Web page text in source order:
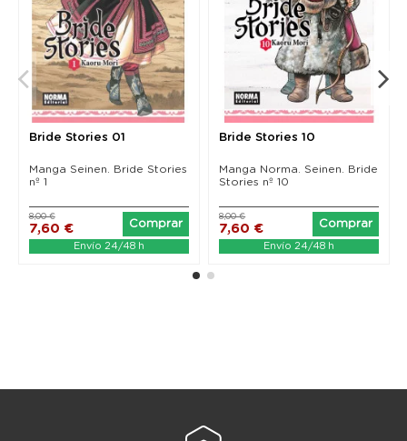
Bride Stories 01
Manga Seinen. Bride Stories
nº 1
7,60 €
8,00 €
Comprar
Envío 24/48 h
Bride Stories 10
Manga Norma. Seinen. Bride
Stories nº 10
7,60 €
8,00 €
Comprar
Envío 24/48 h